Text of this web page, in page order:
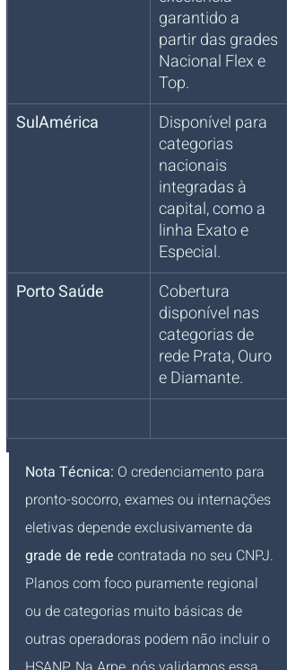
garantido a
partir das grades
Nacional Flex e
Top.
SulAmérica
Disponível para
categorias
nacionais
integradas à
capital, como a
linha Exato e
Especial.
Porto Saúde
Cobertura
disponível nas
categorias de
rede Prata, Ouro
e Diamante.
Nota Técnica: O credenciamento para
pronto-socorro, exames ou internações
eletivas depende exclusivamente da
grade de rede contratada no seu CNPJ.
Planos com foco puramente regional
ou de categorias muito básicas de
outras operadoras podem não incluir o